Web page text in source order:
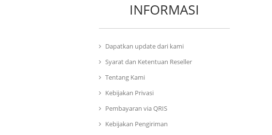
INFORMASI
Dapatkan update dari kami
Syarat dan Ketentuan Reseller
Tentang Kami
Kebijakan Privasi
Pembayaran via QRIS
Kebijakan Pengiriman